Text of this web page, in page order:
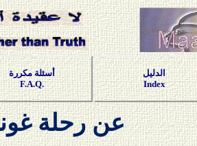
أسئلة مكررة
F.A.Q.
الدليل
Index
عن رحلة